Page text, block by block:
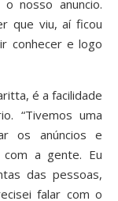
nosso anuncio.
que viu, aí ficou
conhecer e logo
é a facilidade
“Tivemos uma
os anúncios e
a gente. Eu
das pessoas,
falar com o